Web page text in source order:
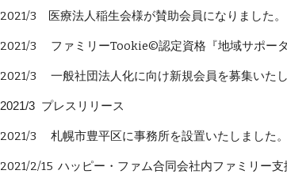
2021/3 医療法人稲生会様が賛助会員になりました。
2021/3 ファミリーTookie©認定資格『地域サポータ
2021/3一般社団法人化に向け新規会員を募集いた
2021/3 プレスリリース
2021/3 札幌市豊平区に事務所を設置いたしました。
2021/2/15ハッピー・ファム合同会社内ファミリー